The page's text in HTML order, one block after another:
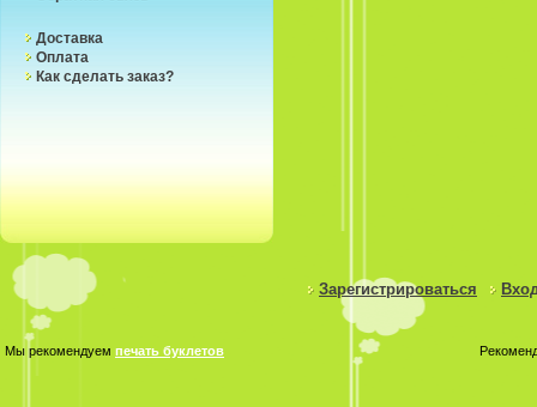
Доставка
Оплата
Как сделать заказ?
Зарегистрироваться
Мы рекомендуем печать буклетов